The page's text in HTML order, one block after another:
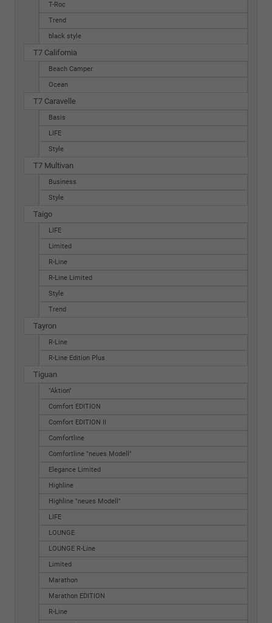
T-Roc
Trend
black style
T7 California
Beach Camper
Ocean
T7 Caravelle
Basis
LIFE
Style
T7 Multivan
Business
Style
Taigo
LIFE
Limited
R-Line
R-Line Limited
Style
Trend
Tayron
R-Line
R-Line Edition Plus
Tiguan
"Aktion"
Comfort EDITION
Comfort EDITION II
Comfortline
Comfortline "neues Modell"
Elegance Limited
Highline
Highline "neues Modell"
LIFE
LOUNGE
LOUNGE R-Line
Limited
Marathon
Marathon EDITION
R-Line